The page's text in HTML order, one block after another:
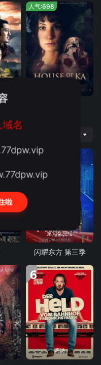
人气:698
推荐
3
第10集完结
闪耀东方 第三季
6
高清
名
啦